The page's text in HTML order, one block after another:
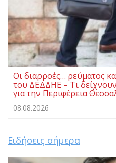
Οι διαρροές… ρεύματος
του ΔΕΔΔΗΕ – Τι
για την Περιφέρεια
08.08.2026
Ειδήσεις σήμερα